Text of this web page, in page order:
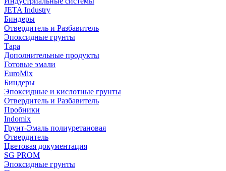
JETA Industry
Биндеры
Отвердитель и Разбавитель
Эпоксидные грунты
Тара
Дополнительные продукты
Готовые эмали
EuroMix
Биндеры
Эпоксидные и кислотные грунты
Отвердитель и Разбавитель
Пробники
Indomix
Грунт-Эмаль полиуретановая
Отвердитель
Цветовая документация
SG PROM
Эпоксидные грунты